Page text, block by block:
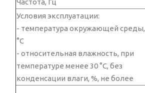
Условия эксплуатации:
- температура окружающей среды,
°C
- относительная влажность, при
температуре менее 30 °C, без
конденсации влаги, %, не более